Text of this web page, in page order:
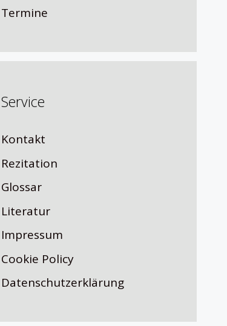
Termine
Service
Kontakt
Rezitation
Glossar
Literatur
Impressum
Cookie Policy
Datenschutzerklärung